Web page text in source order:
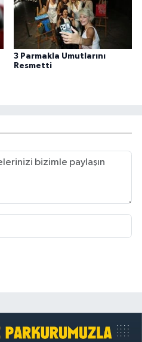
3 Parmakla Umutlarını
Resmetti